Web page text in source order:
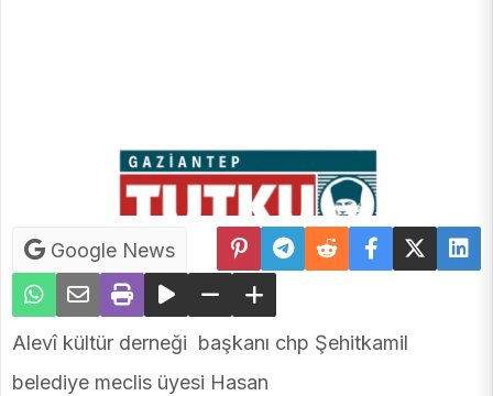
Google News
Alevî kültür derneği başkanı chp Şehitkamil
belediye meclis üyesi Hasan